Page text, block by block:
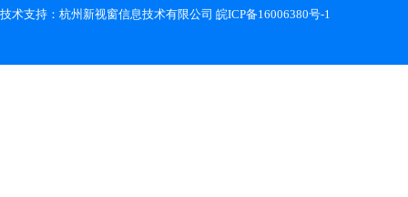
技术支持： 杭州新视窗信息技术有限公司 皖ICP备16006380号-1